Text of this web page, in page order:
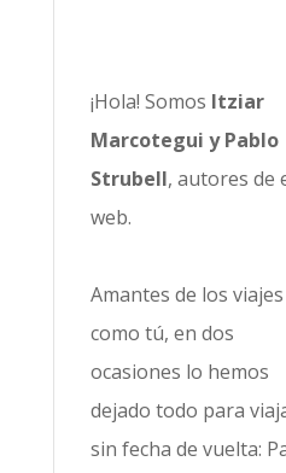
¡Hola! Somos Itziar
Marcotegui y Pablo
Strubell, autores de
web.
Amantes de los viajes
como tú, en dos
ocasiones lo hemos
dejado todo para
sin fecha de vuelta: